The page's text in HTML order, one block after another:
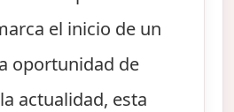
el inicio de un
oportunidad de
actualidad, esta